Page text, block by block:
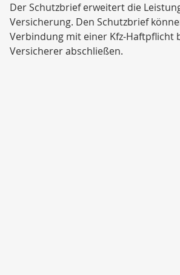
Der Schutzbrief erweitert die
Versicherung. Den Schutzbrief
Verbindung mit einer Kfz-Haftpflicht
Versicherer abschließen.